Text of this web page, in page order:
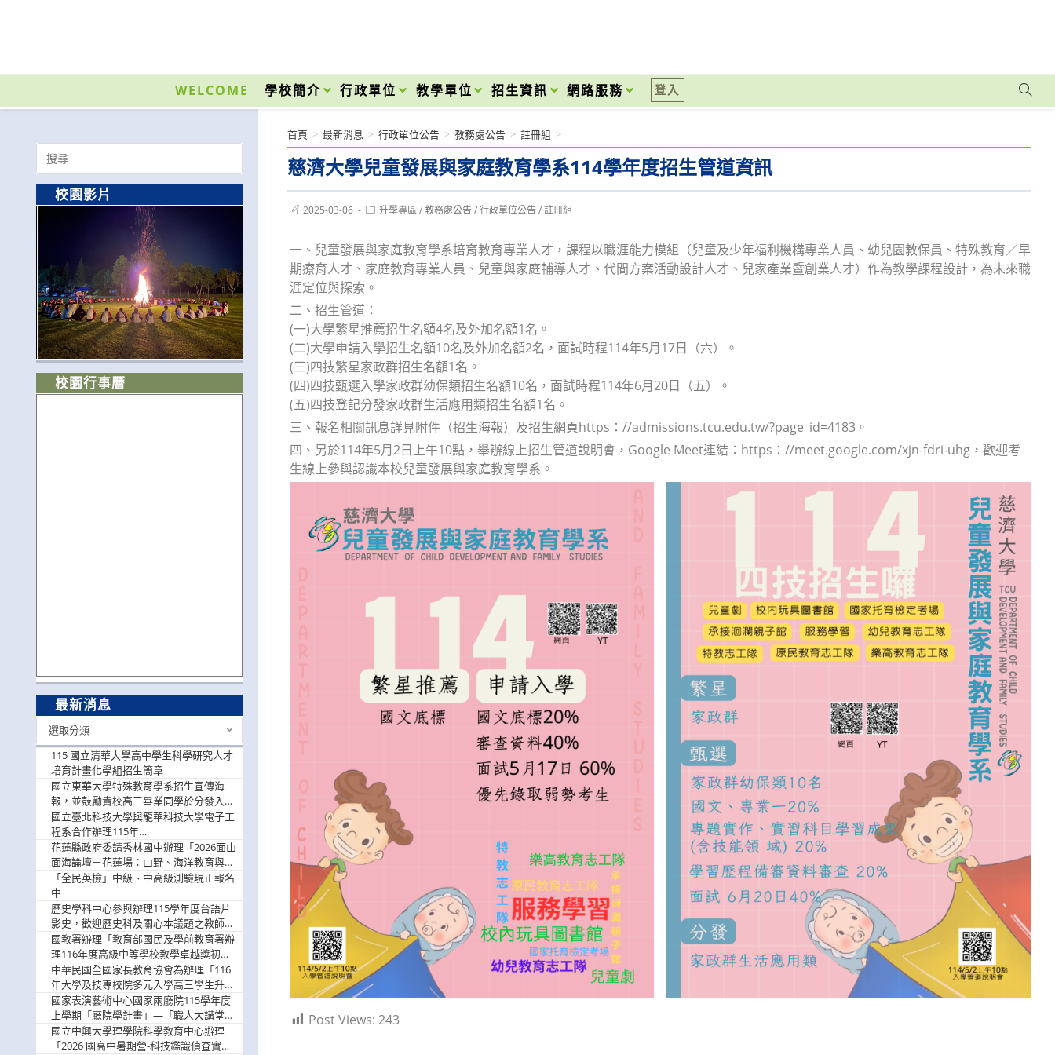
內
WELCOME 學校簡介 行政單位 教學單位 招生資訊 網路服務 登入
慈濟大學兒童發展與家庭教育學系114學年度招生管道資訊
首頁 > 最新消息 > 行政單位公告 > 教務處公告 > 註冊組 >
Post2025-03-06
Post升學專區 / 教務處公告 / 行政單位公告 / 註冊組
一、兒童發展與家庭教育學系培育教育專業人才，課程以職涯能力模組（兒童及少年福利機構專業人員、幼兒園教保員、特殊教育／早
期療育人才、家庭教育專業人員、兒童與家庭輔導人才、代間方案活動設計人才、兒家產業暨創業人才）作為教學課程設計，為未來職
涯定位與探索。
二、招生管道：
(一)大學繁星推薦招生名額4名及外加名額1名。
(二)大學申請入學招生名額10名及外加名額2名，面試時程114年5月17日（六）。
(三)四技繁星家政群招生名額1名。
(四)四技甄選入學家政群幼保類招生名額10名，面試時程114年6月20日（五）。
(五)四技登記分發家政群生活應用類招生名額1名。
三、報名相關訊息詳見附件（招生海報）及招生網頁https：//admissions.tcu.edu.tw/?page_id=4183。
四、另於114年5月2日上午10點，舉辦線上招生管道說明會，Google Meet連結：https：//meet.google.com/xjn-fdri-uhg，歡迎考
生線上參與認識本校兒童發展與家庭教育學系。
Post Views: 243
Search
for:
校園影片
校園行事曆
最新消息
選取分類
115 國立清華大學高中學生科學研究人才
培育計畫化學組招生簡章
國立東華大學特殊教育學系招生宣傳海
報，並鼓勵貴校高三畢業同學於分發入學
階段踴躍選填。
國立臺北科技大學與龍華科技大學電子工
程系合作辦理115年
「115.08.10~08.12「AI賦能應用於智慧半
導體研習營」，歡迎學生踴躍報名參加
花蓮縣政府委請秀林國中辦理「2026面山
面海論壇－花蓮場：山野、海洋教育與戶
外安全實務課程」，歡迎踴躍報名參加
「全民英檢」中級、中高級測驗現正報名
中
歷史學科中心參與辦理115學年度台語片
影史，歡迎歷史科及關心本議題之教師踴
躍報名參加
國教署辦理「教育部國民及學前教育署辦
理116年度高級中等學校教學卓越獎初選
實施計畫」，鼓勵教師踴躍報名
中華民國全國家長教育協會為辦理「116
年大學及技專校院多元入學高三學生升學
輔導家長說明會」
國家表演藝術中心國家兩廳院115學年度
上學期「廳院學計畫」—「職人大講堂」
及「一日體驗課程」，鼓勵踴躍報名參
與。
國立中興大學理學院科學教育中心辦理
「2026 國高中暑期營-科技鑑識偵查實戰